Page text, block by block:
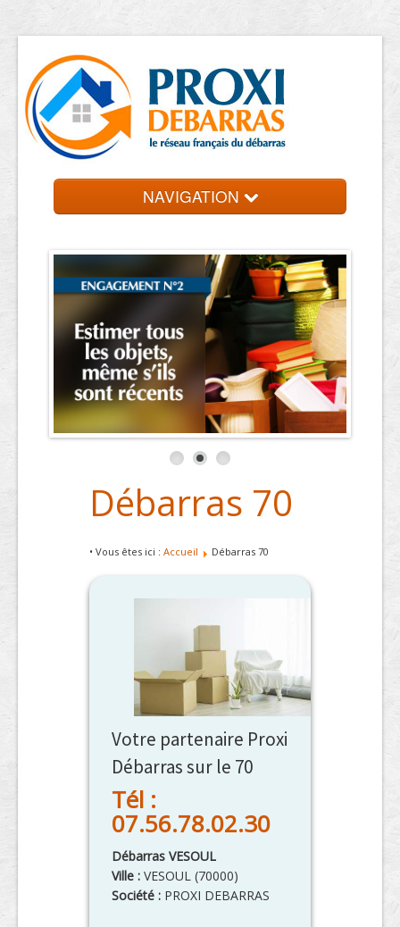
NAVIGATION
Débarras
Débarras 70
• Vous êtes ici : Accueil Débarras 70
Votre partenaire Proxi
Débarras sur le 70
Tél :
07.56.78.02.30
Débarras VESOUL
Ville : VESOUL (70000)
Société : PROXI DEBARRAS